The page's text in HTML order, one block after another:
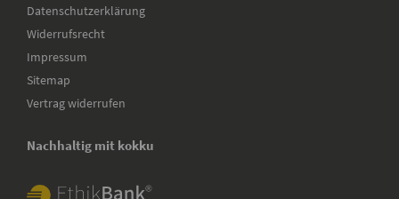
Datenschutzerklärung
Widerrufsrecht
Impressum
Sitemap
Vertrag widerrufen
Nachhaltig mit kokku